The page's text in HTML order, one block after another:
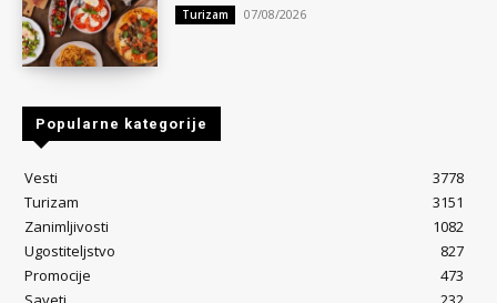
Turizam 07/08/2026
Popularne kategorije
Vesti
3778
Turizam
3151
Zanimljivosti
1082
Ugostiteljstvo
827
Promocije
473